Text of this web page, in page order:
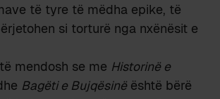
të tyre të mëdha epike, të
si torturë nga nxënësit e
mendosh se me Historinë e
Bagëti e Bujqësinë është bërë